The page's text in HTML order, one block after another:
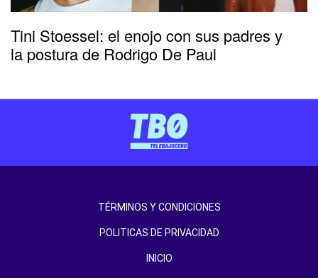
Tini Stoessel: el enojo con sus padres y
la postura de Rodrigo De Paul
TÉRMINOS Y CONDICIONES
POLITICAS DE PRIVACIDAD
INICIO